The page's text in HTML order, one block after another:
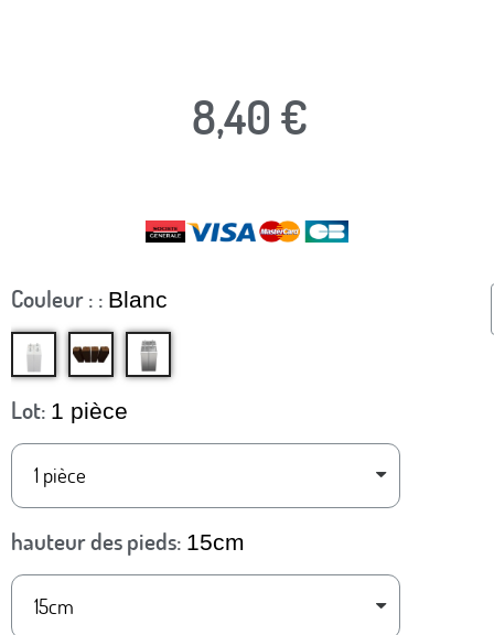
8,40 €
Couleur : Blanc
Lot 1 pièce
hauteur des pieds 15cm